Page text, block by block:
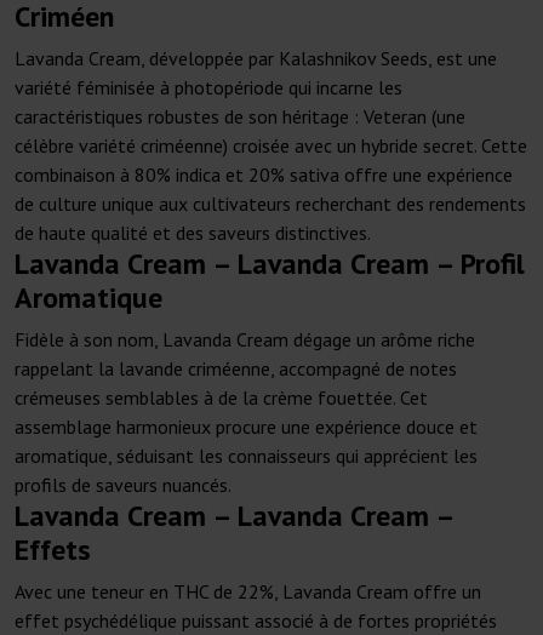
Criméen
Lavanda Cream, développée par Kalashnikov Seeds, est une
variété féminisée à photopériode qui incarne les
caractéristiques robustes de son héritage : Veteran (une
célèbre variété criméenne) croisée avec un hybride secret. Cette
combinaison à 80% indica et 20% sativa offre une expérience
de culture unique aux cultivateurs recherchant des rendements
de haute qualité et des saveurs distinctives.
Lavanda Cream – Lavanda Cream – Profil
Aromatique
Fidèle à son nom, Lavanda Cream dégage un arôme riche
rappelant la lavande criméenne, accompagné de notes
crémeuses semblables à de la crème fouettée. Cet
assemblage harmonieux procure une expérience douce et
aromatique, séduisant les connaisseurs qui apprécient les
profils de saveurs nuancés.
Lavanda Cream – Lavanda Cream –
Effets
Avec une teneur en THC de 22%, Lavanda Cream offre un
effet psychédélique puissant associé à de fortes propriétés